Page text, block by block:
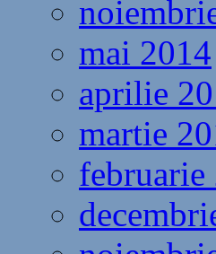
mai 2014
aprilie
martie
februarie